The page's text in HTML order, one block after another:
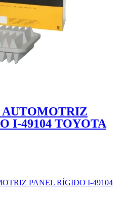
I-49104 TOYOTA
PANEL RÍGIDO I-49104